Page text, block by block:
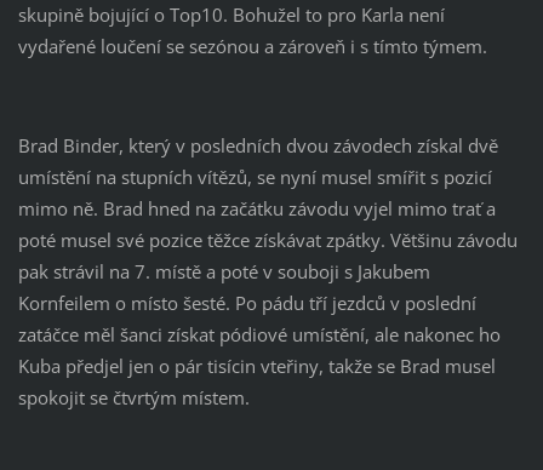
skupině bojující o Top10. Bohužel to pro Karla není
vydařené loučení se sezónou a zároveň i s tímto týmem.
Brad Binder, který v posledních dvou závodech získal dvě
umístění na stupních vítězů, se nyní musel smířit s pozicí
mimo ně. Brad hned na začátku závodu vyjel mimo trať a
poté musel své pozice těžce získávat zpátky. Většinu závodu
pak strávil na 7. místě a poté v souboji s Jakubem
Kornfeilem o místo šesté. Po pádu tří jezdců v poslední
zatáčce měl šanci získat pódiové umístění, ale nakonec ho
Kuba předjel jen o pár tisícin vteřiny, takže se Brad musel
spokojit se čtvrtým místem.